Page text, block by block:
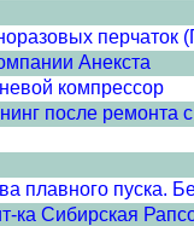
перчаток
Анекста
компрессор
после ремонта
плавного пуска.
ка Сибирская